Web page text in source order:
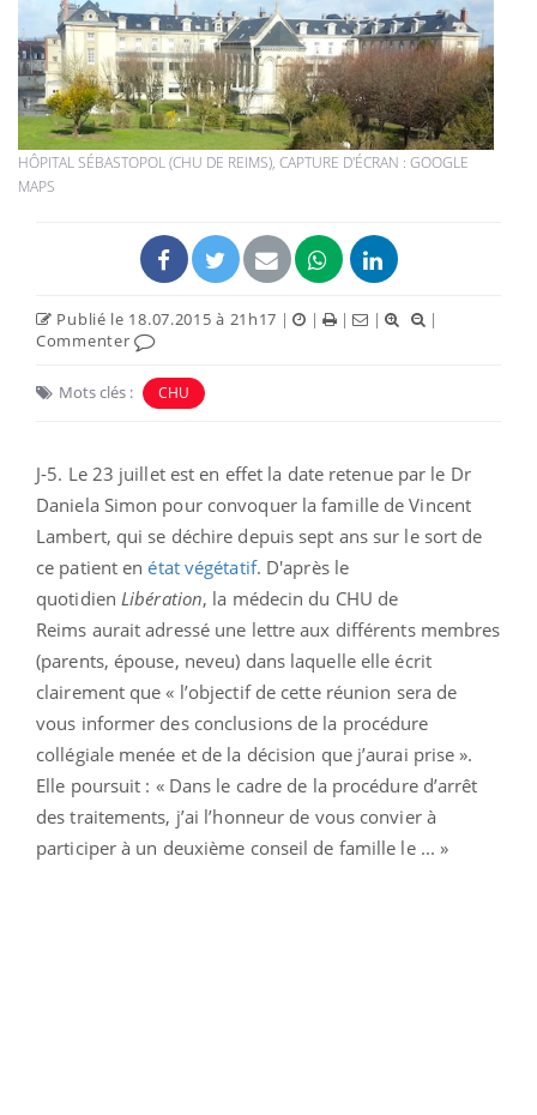
HÔPITAL SÉBASTOPOL (CHU DE REIMS), CAPTURE D'ÉCRAN : GOOGLE
MAPS
Publié le 18.07.2015 à 21h17 | | | |
|
Commenter
Mots clés : CHU
J-5. Le 23 juillet est en effet la date retenue par le Dr
Daniela Simon pour convoquer la famille de Vincent
Lambert, qui se déchire depuis sept ans sur le sort de
ce patient enétat végétatif. D'après le
quotidien Libération, la médecin du CHU de
Reims aurait adressé une lettre aux différents membres
(parents, épouse, neveu) dans laquelle elle écrit
clairement que « l’objectif de cette réunion sera de
vous informer des conclusions de la procédure
collégiale menée et de la décision que j’aurai prise ».
Elle poursuit : « Dans le cadre de la procédure d’arrêt
des traitements, j’ai l’honneur de vous convier à
participer à un deuxième conseil de famille le ... »